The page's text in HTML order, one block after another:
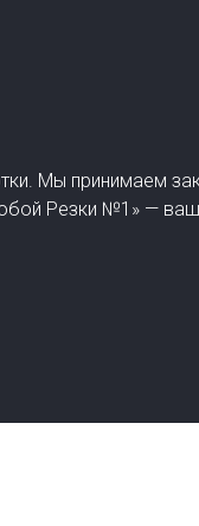
Мы принимаем
Резки №1» —